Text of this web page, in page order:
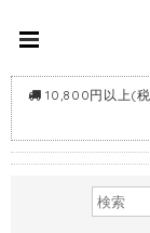
10,800円以上(